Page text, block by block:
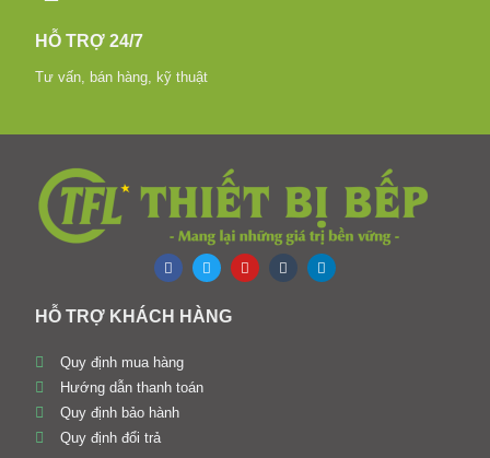
HỖ TRỢ 24/7
Tư vấn, bán hàng, kỹ thuật
HỖ TRỢ KHÁCH HÀNG
Quy định mua hàng
Hướng dẫn thanh toán
Quy định bảo hành
Quy định đổi trả